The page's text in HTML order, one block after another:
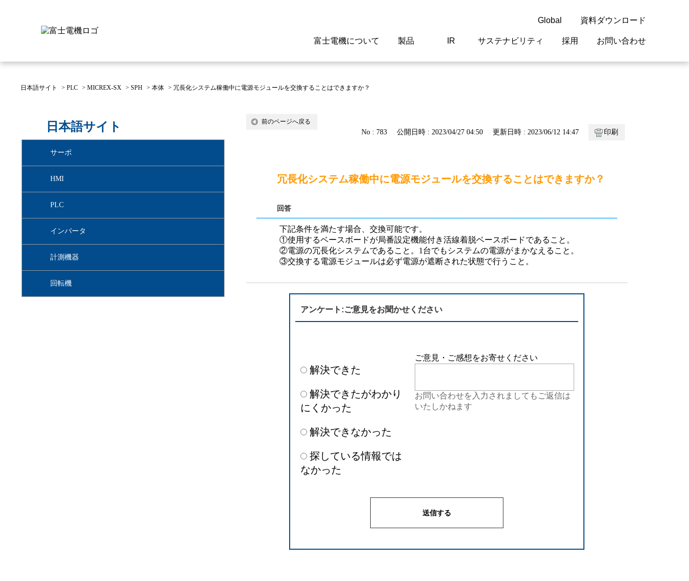
Global
閉じる
資料ダウンロード
富士電機について
富士電機についてのトップ
へ
ご挨拶
製品
駆動制御機器
情報システム 保守・保全
半導体 発電設備
自動販売機・店舗 ソリューション
IR
株主・投資家情報のトップ
へ
経営情報
サステナビリティ
サステナビリティのトップ
へ
マテリアリティ
採用
新卒採用情報
お問い合わせ
よくあるご質問
日本語サイト > PLC > MICREX-SX > SPH > 本体 > 冗長化システム稼働中に電源モジュールを交換することはできますか？
日本語サイト
サーボ
HMI
PLC
インバータ
計測機器
回転機
前のページへ戻る
No : 783 公開日時 : 2023/04/27 04:50 更新日時 : 2023/06/12 14:47 印刷
冗長化システム稼働中に電源モジュールを交換することはできますか？
回答
下記条件を満たす場合、交換可能です。
①使用するベースボードが局番設定機能付き活線着脱ベースボードであること。
②電源の冗長化システムであること。1台でもシステムの電源がまかなえること。
③交換する電源モジュールは必ず電源が遮断された状態で行うこと。
アンケート:ご意見をお聞かせください
解決できた
解決できたがわかり
にくかった
解決できなかった
探している情報では
なかった
ご意見・ご感想をお寄せください
お問い合わせを入力されましてもご返信は
いたしかねます